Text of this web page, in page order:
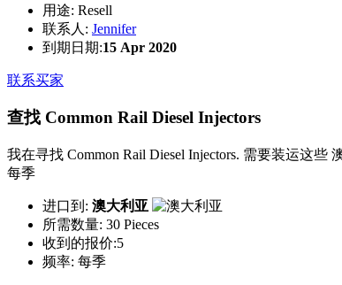
用途: Resell
联系人: Jennifer
到期日期:15 Apr 2020
联系买家
查找 Common Rail Diesel Injectors
我在寻找 Common Rail Diesel Injectors. 需要装运这些
每季
进口到: 澳大利亚
所需数量: 30 Pieces
收到的报价:5
频率: 每季